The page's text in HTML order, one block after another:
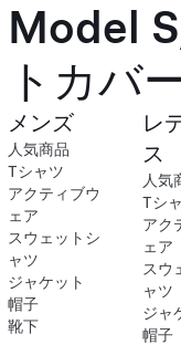
Model
トカバ
メンズ
人気商品
Tシャツ
アクティブウ
ェア
スウェットシ
ャツ
ジャケット
帽子
靴下
レ
ス
人気
Tシ
アク
ェア
スウ
ャツ
ジャ
帽子